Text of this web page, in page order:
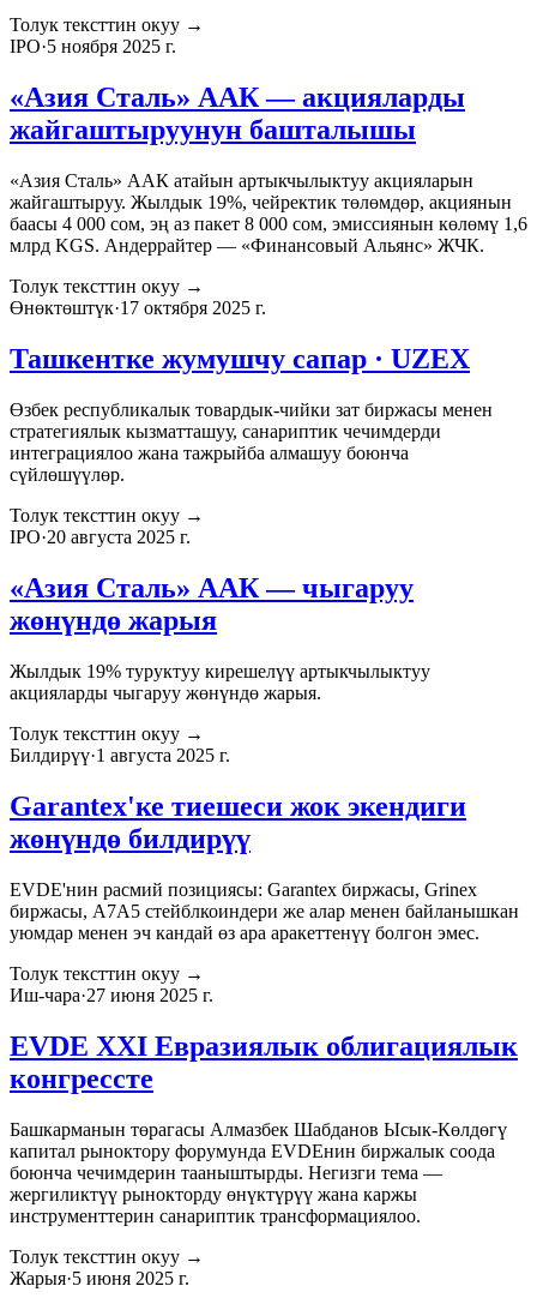
Толук тексттин окуу →
IPO·5 ноября 2025 г.
«Азия Сталь» ААК — акцияларды
жайгаштыруунун башталышы
«Азия Сталь» ААК атайын артыкчылыктуу акцияларын
жайгаштыруу. Жылдык 19%, чейректик төлөмдөр, акциянын
баасы 4 000 сом, эң аз пакет 8 000 сом, эмиссиянын көлөмү 1,6
млрд KGS. Андеррайтер — «Финансовый Альянс» ЖЧК.
Толук тексттин окуу →
Өнөктөштүк·17 октября 2025 г.
Ташкентке жумушчу сапар · UZEX
Өзбек республикалык товардык-чийки зат биржасы менен
стратегиялык кызматташуу, санариптик чечимдерди
интеграциялоо жана тажрыйба алмашуу боюнча
сүйлөшүүлөр.
Толук тексттин окуу →
IPO·20 августа 2025 г.
«Азия Сталь» ААК — чыгаруу
жөнүндө жарыя
Жылдык 19% туруктуу кирешелүү артыкчылыктуу
акцияларды чыгаруу жөнүндө жарыя.
Толук тексттин окуу →
Билдирүү·1 августа 2025 г.
Garantex'ке тиешеси жок экендиги
жөнүндө билдирүү
EVDE'нин расмий позициясы: Garantex биржасы, Grinex
биржасы, A7A5 стейблкоиндери же алар менен байланышкан
уюмдар менен эч кандай өз ара аракеттенүү болгон эмес.
Толук тексттин окуу →
Иш-чара·27 июня 2025 г.
EVDE XXI Евразиялык облигациялык
конгрессте
Башкарманын төрагасы Алмазбек Шабданов Ысык-Көлдөгү
капитал рыноктору форумунда EVDEнин биржалык соода
боюнча чечимдерин тааныштырды. Негизги тема —
жергиликтүү рынокторду өнүктүрүү жана каржы
инструменттерин санариптик трансформациялоо.
Толук тексттин окуу →
Жарыя·5 июня 2025 г.